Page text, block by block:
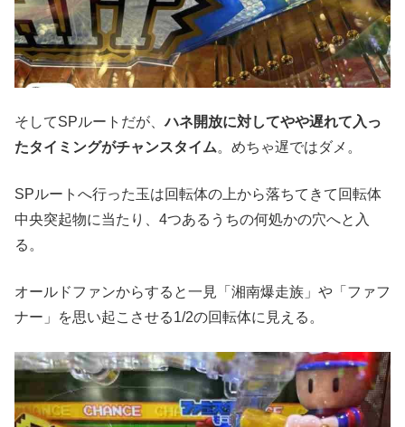
そしてSPルートだが、ハネ開放に対してやや遅れて入っ
たタイミングがチャンスタイム。めちゃ遅ではダメ。
SPルートへ行った玉は回転体の上から落ちてきて回転体
中央突起物に当たり、4つあるうちの何処かの穴へと入
る。
オールドファンからすると一見「湘南爆走族」や「ファフ
ナー」を思い起こさせる1/2の回転体に見える。